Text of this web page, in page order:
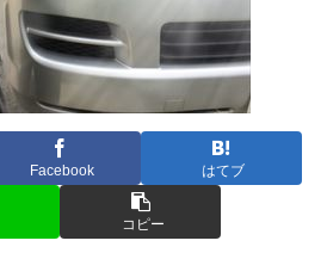
Facebook はてブ
コピー